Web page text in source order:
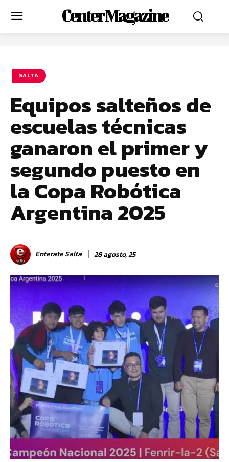
Center Magazine
SALTA
Equipos salteños de
escuelas técnicas
ganaron el primer y
segundo puesto en
la Copa Robótica
Argentina 2025
Enterate Salta 28 agosto, 25